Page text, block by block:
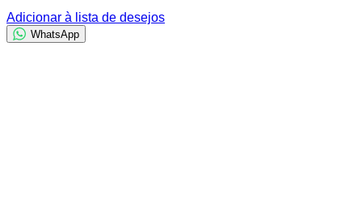
Adicionar à lista de desejos
WhatsApp